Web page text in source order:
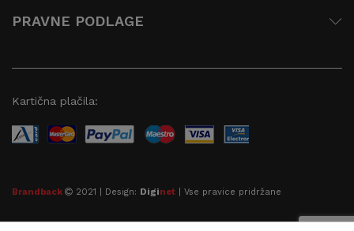
PRAVNE PODLAGE
Brandback 2021 | Design: Diginet | Vse pravice pridržane
Kartična plačila: